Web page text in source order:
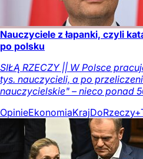
Nauczyciele z łapanki, czyli
po polsku
SIŁĄ RZECZY || W Polsce
tys. nauczycieli, a po
nauczycielskie" – nieco ponad
OpinieEkonomiaKrajDoRzeczy+